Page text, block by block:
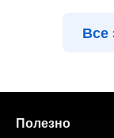
Все
Полезно